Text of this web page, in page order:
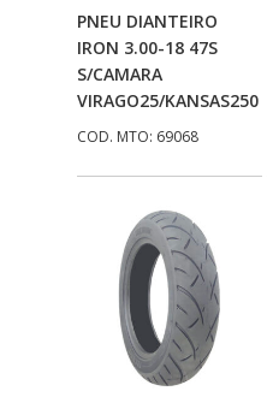
ENERGY
ERBS
FAR RAFAELA
FLYNN
FNA
FOCO DO BRASIL
FW3
Adicionar Ao
Carrinho
PNEU DIANTEIRO
IRON 3.00-18 47S
S/CAMARA
VIRAGO25/KANSAS250
COD. MTO: 69068